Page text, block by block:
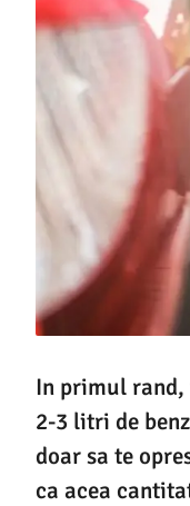
In primul rand,
2-3 litri de
doar sa te
ca acea